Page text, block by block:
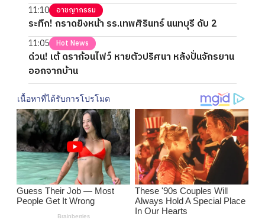
11:10 อาชญากรรม
ระทึก! กราดยิงหน้า รร.เทพศิรินทร์ นนทบุรี ดับ 2
11:05 Hot News
ด่วน! เต้ ดราก้อนไฟว์ หายตัวปริศนา หลังปั่นจักรยาน
ออกจากบ้าน